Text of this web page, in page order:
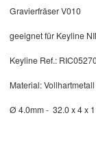
Gravierfräser V010
geeignet für Keyline
Keyline Ref.:
Material:
Ø 4.0mm - 32.0 x 4 x